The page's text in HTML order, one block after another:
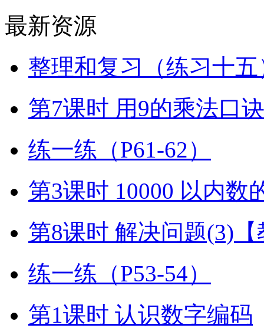
最新资源
整理和复习（练习十五
第7课时 用9的乘法口
练一练（P61-62）
第3课时 10000 以内数
第8课时 解决问题(3)
练一练（P53-54）
第1课时 认识数字编码